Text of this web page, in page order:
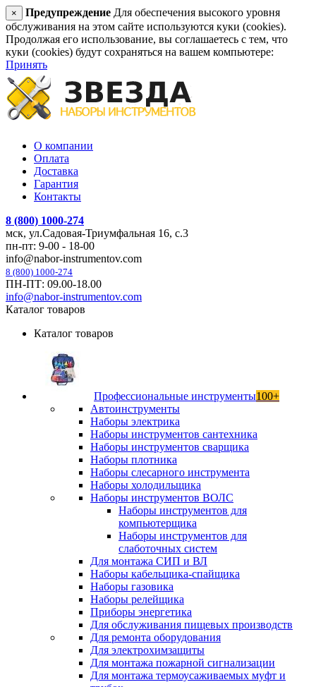
× Предупреждение Для обеспечения высокого уровня
обслуживания на этом сайте используются куки (cookies).
Продолжая его использование, вы соглашаетесь с тем, что
куки (cookies) будут сохраняться на вашем компьютере:
Принять
О компании
Оплата
Доставка
Гарантия
Контакты
8 (800) 1000-274
мск, ул.Садовая-Триумфальная 16, с.3
пн-пт: 9-00 - 18-00
info@nabor-instrumentov.com
8 (800) 1000-274
ПН-ПТ: 09.00-18.00
info@nabor-instrumentov.com
Каталог товаров
Каталог товаров
Профессиональные инструменты100+
Автоинструменты
Наборы электрика
Наборы инструментов сантехника
Наборы инструментов сварщика
Наборы плотника
Наборы слесарного инструмента
Наборы холодильщика
Наборы инструментов ВОЛС
Наборы инструментов для
компьютерщика
Наборы инструментов для
слаботочных систем
Для монтажа СИП и ВЛ
Наборы кабельщика-спайщика
Наборы газовика
Наборы релейщика
Приборы энергетика
Для обслуживания пищевых производств
Для ремонта оборудования
Для электрохимзащиты
Для монтажа пожарной сигнализации
Для монтажа термоусаживаемых муфт и